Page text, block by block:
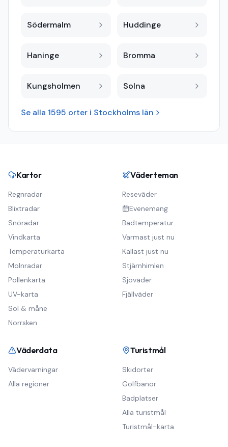
Södermalm Huddinge
Haninge Bromma
Kungsholmen Solna
Se alla 1595 orter i Stockholms län
Kartor
Regnradar
Blixtradar
Snöradar
Vindkarta
Temperaturkarta
Molnradar
Pollenkarta
UV-karta
Sol & måne
Norrsken
Väderteman
Reseväder
Evenemang
Badtemperatur
Varmast just nu
Kallast just nu
Stjärnhimlen
Sjöväder
Fjällväder
Väderdata
Vädervarningar
Alla regioner
Turistmål
Skidorter
Golfbanor
Badplatser
Alla turistmål
Turistmål-karta